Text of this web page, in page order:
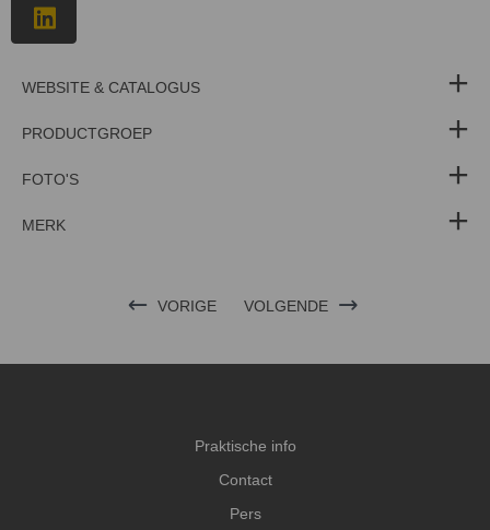
WEBSITE & CATALOGUS
PRODUCTGROEP
FOTO'S
MERK
VORIGE VOLGENDE
Praktische info
Contact
Pers